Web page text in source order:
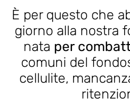
È per questo che
giorno alla nostra
nata per
comuni del
cellulite,